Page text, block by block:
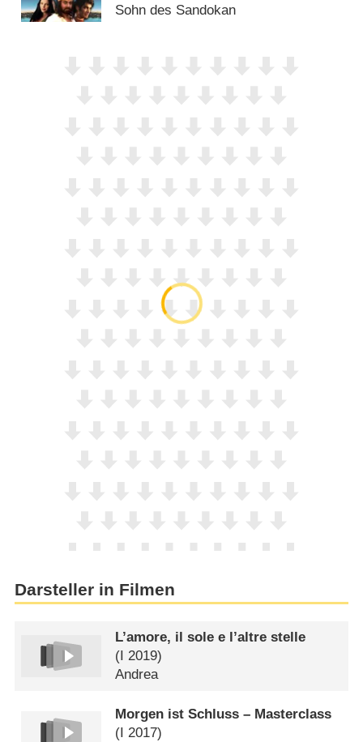
Sohn des Sandokan
Darsteller in Filmen
L’amore, il sole e l’altre stelle
( 2019)
Andrea
Morgen ist Schluss – Masterclass
(I 2017)